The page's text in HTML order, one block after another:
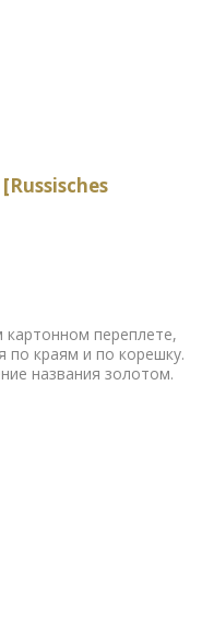
переплете,
по краям и по корешку.
названия золотом.